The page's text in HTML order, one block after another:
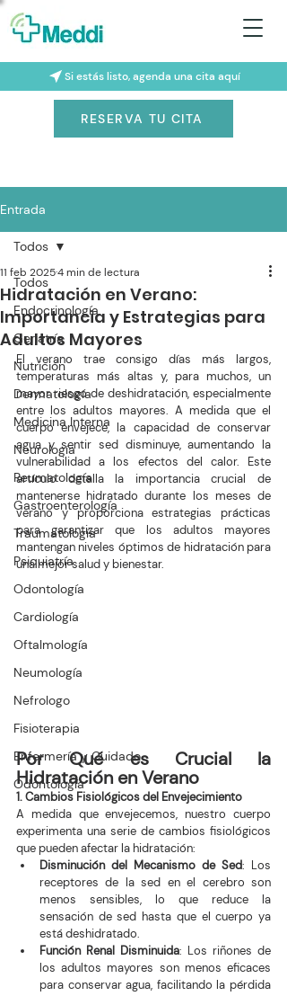
Si estás listo, agenda una cita aquí
RESERVA TU CITA
Entrada
Todos
Endocrinología
Geriatría
Nutrición
Dermatología
Medicina Interna
Neurología
Reumatología
Gastroenterología
Traumatología
Psiquiatría
Odontología
Cardiología
Oftalmología
Neumología
Nefrologo
Fisioterapia
Enfermería y Cuidado
Odontología
Todos
Hidratación en Verano:
Importancia y Estrategias para
Adultos Mayores
11 feb 20254 min de lectura
El verano trae consigo días más largos,
temperaturas más altas y, para muchos, un
mayor riesgo de deshidratación, especialmente
entre los adultos mayores. A medida que el
cuerpo envejece, la capacidad de conservar
agua y sentir sed disminuye, aumentando la
vulnerabilidad a los efectos del calor. Este
artículo detalla la importancia crucial de
mantenerse hidratado durante los meses de
verano y proporciona estrategias prácticas
para garantizar que los adultos mayores
mantengan niveles óptimos de hidratación para
una mejor salud y bienestar.
Por Qué es Crucial la
Hidratación en Verano
1. Cambios Fisiológicos del Envejecimiento
A medida que envejecemos, nuestro cuerpo
experimenta una serie de cambios fisiológicos
que pueden afectar la hidratación:
Disminución del Mecanismo de Sed: Los
receptores de la sed en el cerebro son
menos sensibles, lo que reduce la
sensación de sed hasta que el cuerpo ya
está deshidratado.
Función Renal Disminuida: Los riñones de
los adultos mayores son menos eficaces
para conservar agua, facilitando la pérdida